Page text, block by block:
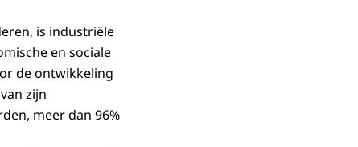
is industriële
en sociale
de ontwikkeling
zijn
meer dan 96%